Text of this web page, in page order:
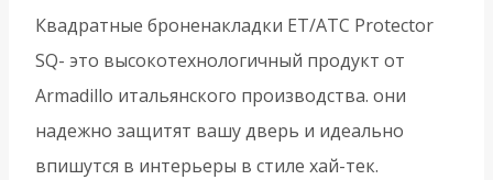
1-
25(SQ)
CP-
8
-
Квадратные броненакладки ET/ATC Protector
SQ- это высокотехнологичный продукт от
Armadillo итальянского производства. они
надежно защитят вашу дверь и идеально
впишутся в интерьеры в стиле хай-тек.